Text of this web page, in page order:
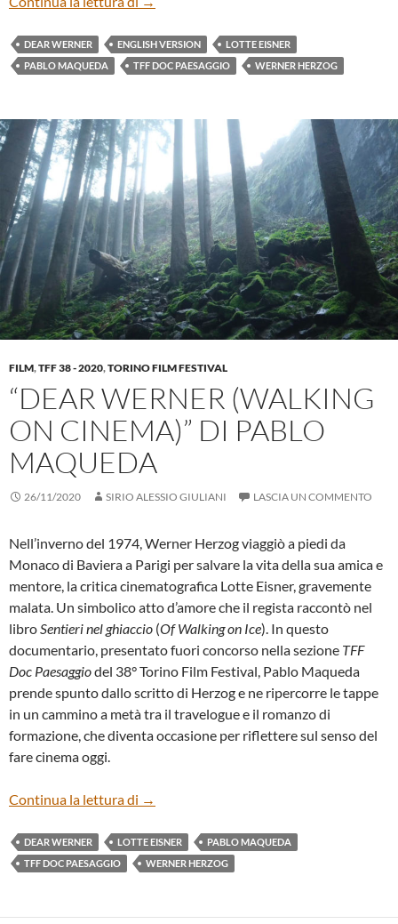
DEAR WERNER ENGLISH VERSION
LOTTE EISNER
PABLO MAQUEDA
TFF DOC PAESAGGIO WERNER HERZOG
FILM,TFF 38 - 2020,TORINO FILM FESTIVAL
“DEAR WERNER (WALKING
ON CINEMA)” DI PABLO
MAQUEDA
26/11/2020 SIRIO ALESSIO GIULIANI LASCIA UN COMMENTO
Nell’inverno del 1974, Werner Herzog viaggiò a piedi da
Monaco di Baviera a Parigi per salvare la vita della sua amica e
mentore, la critica cinematografica Lotte Eisner, gravemente
malata. Un simbolico atto d’amore che il regista raccontò nel
libroSentieri nel ghiaccio (Of Walking on Ice). In questo
documentario, presentato fuori concorso nella sezione TFF
Doc Paesaggiodel 38° Torino Film Festival, Pablo Maqueda
prende spunto dallo scritto di Herzog e ne ripercorre le tappe
in un cammino a metà tra il travelogue e il romanzo di
formazione, che diventa occasione per riflettere sul senso del
fare cinema oggi.
Continua la lettura di “DEAR WERNER (WALKING ON
→
DEAR WERNER LOTTE EISNER
PABLO MAQUEDA
TFF DOC PAESAGGIO
WERNER HERZOG